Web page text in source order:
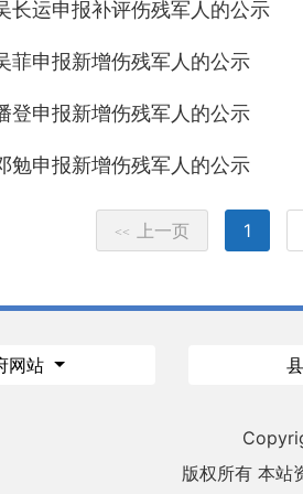
长运申报补评伤残军人的公示
菲申报新增伤残军人的公示
登申报新增伤残军人的公示
勉申报新增伤残军人的公示
<< 上一页 1
网站
版权所有 本站